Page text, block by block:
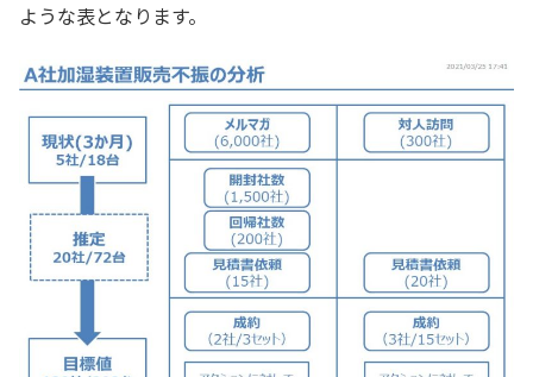
ような表となります。